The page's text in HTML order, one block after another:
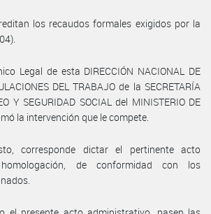
los recaudos formales exigidos por la
Legal de esta DIRECCIÓN NACIONAL DE
DEL TRABAJO de la SECRETARÍA
Y SEGURIDAD SOCIAL del MINISTERIO DE
la intervención que le compete.
corresponde dictar el pertinente acto
de conformidad con los